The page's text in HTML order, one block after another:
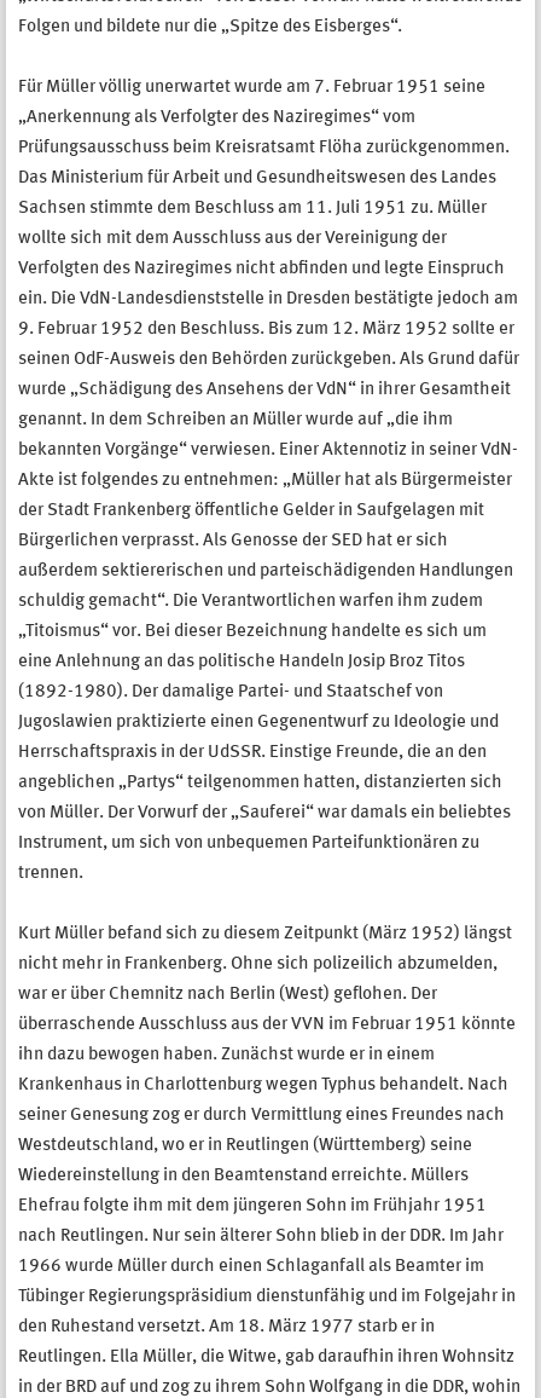
Folgen und bildete nur die „Spitze des Eisberges“.
Für Müller völlig unerwartet wurde am 7. Februar 1951 seine
„Anerkennung als Verfolgter des Naziregimes“ vom
Prüfungsausschuss beim Kreisratsamt Flöha zurückgenommen.
Das Ministerium für Arbeit und Gesundheitswesen des Landes
Sachsen stimmte dem Beschluss am 11. Juli 1951 zu. Müller
wollte sich mit dem Ausschluss aus der Vereinigung der
Verfolgten des Naziregimes nicht abfinden und legte Einspruch
ein. Die VdN-Landesdienststelle in Dresden bestätigte jedoch am
9. Februar 1952 den Beschluss. Bis zum 12. März 1952 sollte er
seinen OdF-Ausweis den Behörden zurückgeben. Als Grund dafür
wurde „Schädigung des Ansehens der VdN“ in ihrer Gesamtheit
genannt. In dem Schreiben an Müller wurde auf „die ihm
bekannten Vorgänge“ verwiesen. Einer Aktennotiz in seiner VdN-
Akte ist folgendes zu entnehmen: „Müller hat als Bürgermeister
der Stadt Frankenberg öffentliche Gelder in Saufgelagen mit
Bürgerlichen verprasst. Als Genosse der SED hat er sich
außerdem sektiererischen und parteischädigenden Handlungen
schuldig gemacht“. Die Verantwortlichen warfen ihm zudem
„Titoismus“ vor. Bei dieser Bezeichnung handelte es sich um
eine Anlehnung an das politische Handeln Josip Broz Titos
(1892-1980). Der damalige Partei- und Staatschef von
Jugoslawien praktizierte einen Gegenentwurf zu Ideologie und
Herrschaftspraxis in der UdSSR. Einstige Freunde, die an den
angeblichen „Partys“ teilgenommen hatten, distanzierten sich
von Müller. Der Vorwurf der „Sauferei“ war damals ein beliebtes
Instrument, um sich von unbequemen Parteifunktionären zu
trennen.
Kurt Müller befand sich zu diesem Zeitpunkt (März 1952) längst
nicht mehr in Frankenberg. Ohne sich polizeilich abzumelden,
war er über Chemnitz nach Berlin (West) geflohen. Der
überraschende Ausschluss aus der VVN im Februar 1951 könnte
ihn dazu bewogen haben. Zunächst wurde er in einem
Krankenhaus in Charlottenburg wegen Typhus behandelt. Nach
seiner Genesung zog er durch Vermittlung eines Freundes nach
Westdeutschland, wo er in Reutlingen (Württemberg) seine
Wiedereinstellung in den Beamtenstand erreichte. Müllers
Ehefrau folgte ihm mit dem jüngeren Sohn im Frühjahr 1951
nach Reutlingen. Nur sein älterer Sohn blieb in der DDR. Im Jahr
1966 wurde Müller durch einen Schlaganfall als Beamter im
Tübinger Regierungspräsidium dienstunfähig und im Folgejahr in
den Ruhestand versetzt. Am 18. März 1977 starb er in
Reutlingen. Ella Müller, die Witwe, gab daraufhin ihren Wohnsitz
in der BRD auf und zog zu ihrem Sohn Wolfgang in die DDR, wohin